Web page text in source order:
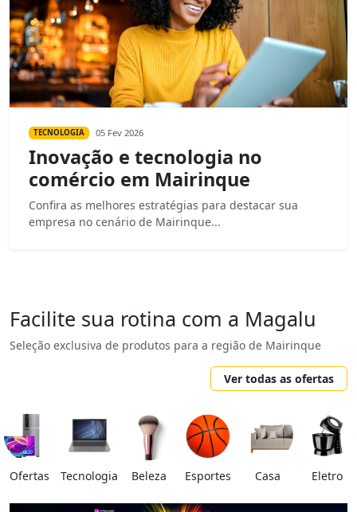
TECNOLOGIA 05 Fev 2026
Inovação e tecnologia no
comércio em Mairinque
Confira as melhores estratégias para destacar sua
empresa no cenário de Mairinque...
Facilite sua rotina com a Magalu
Seleção exclusiva de produtos para a região de Mairinque
Ver todas as ofertas
Ofertas Tecnologia Beleza Esportes Casa Eletro